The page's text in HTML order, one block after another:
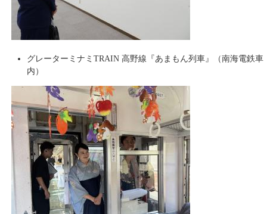
グレーターミナミTRAIN 高野線『あまもん列車』（南海電鉄車
内）